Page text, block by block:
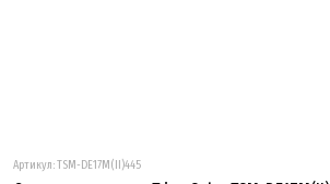
Артикул: TSM-DE17M(II)445